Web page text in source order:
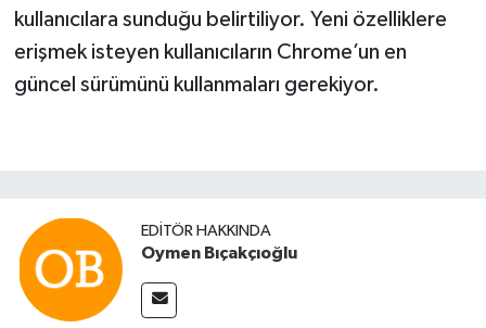
kullanıcılara sunduğu belirtiliyor. Yeni özelliklere
erişmek isteyen kullanıcıların Chrome’un en
güncel sürümünü kullanmaları gerekiyor.
EDITÖR HAKKINDA
Oymen Bıçakçıoğlu